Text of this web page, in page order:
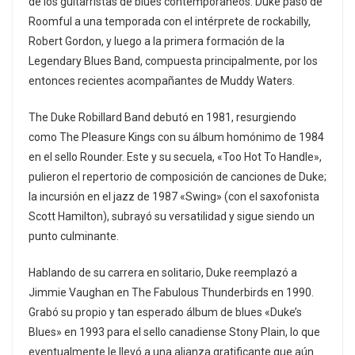
Roomful a una temporada con el intérprete de rockabilly,
Robert Gordon, y luego a la primera formación de la
Legendary Blues Band, compuesta principalmente, por los
entonces recientes acompañantes de Muddy Waters.
The Duke Robillard Band debutó en 1981, resurgiendo
como The Pleasure Kings con su álbum homónimo de 1984
en el sello Rounder. Este y su secuela, «Too Hot To Handle»,
pulieron el repertorio de composición de canciones de Duke;
la incursión en el jazz de 1987 «Swing» (con el saxofonista
Scott Hamilton), subrayó su versatilidad y sigue siendo un
punto culminante.
Hablando de su carrera en solitario, Duke reemplazó a
Jimmie Vaughan en The Fabulous Thunderbirds en 1990.
Grabó su propio y tan esperado álbum de blues «Duke’s
Blues» en 1993 para el sello canadiense Stony Plain, lo que
eventualmente le llevó a una alianza gratificante que aún